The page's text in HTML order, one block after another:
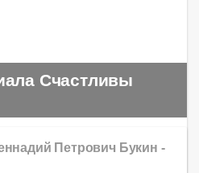
Счастливы
Петрович Букин -